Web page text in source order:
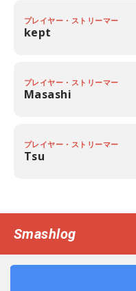
プレイヤー・ストリーマー
kept
プレイヤー・ストリーマー
Masashi
プレイヤー・ストリーマー
Tsu
Smashlog